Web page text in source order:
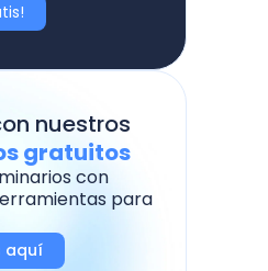
nuestros
gratuitos
con
para
aquí